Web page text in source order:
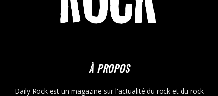
À PROPOS
Daily Rock est un magazine sur l'actualité du rock et du rock